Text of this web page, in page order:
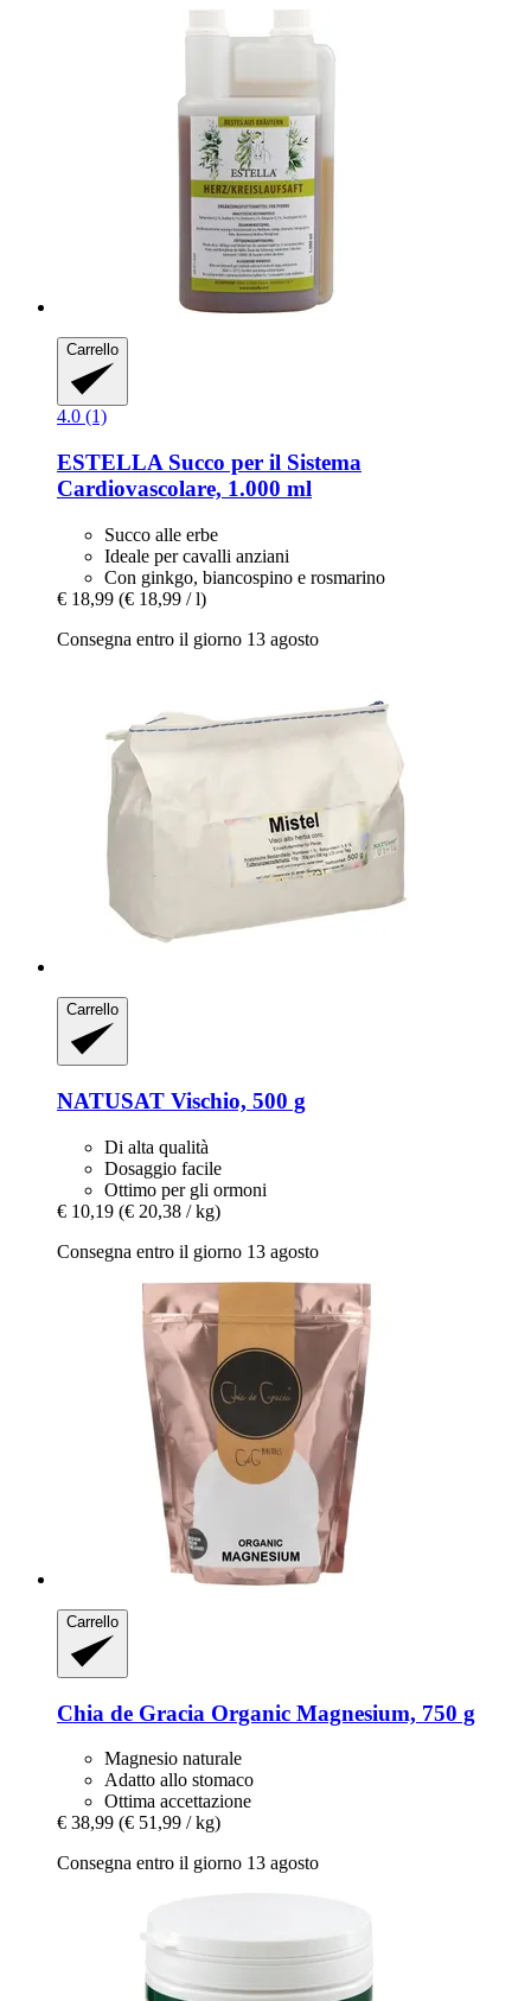
Carrello
4.0 (1)
ESTELLA Succo per il Sistema
Cardiovascolare, 1.000 ml
Succo alle erbe
Ideale per cavalli anziani
Con ginkgo, biancospino e rosmarino
€ 18,99 (€ 18,99 / l)
Consegna entro il giorno 13 agosto
Carrello
NATUSAT Vischio, 500 g
Di alta qualità
Dosaggio facile
Ottimo per gli ormoni
€ 10,19 (€ 20,38 / kg)
Consegna entro il giorno 13 agosto
Carrello
Chia de Gracia Organic Magnesium, 750 g
Magnesio naturale
Adatto allo stomaco
Ottima accettazione
€ 38,99 (€ 51,99 / kg)
Consegna entro il giorno 13 agosto